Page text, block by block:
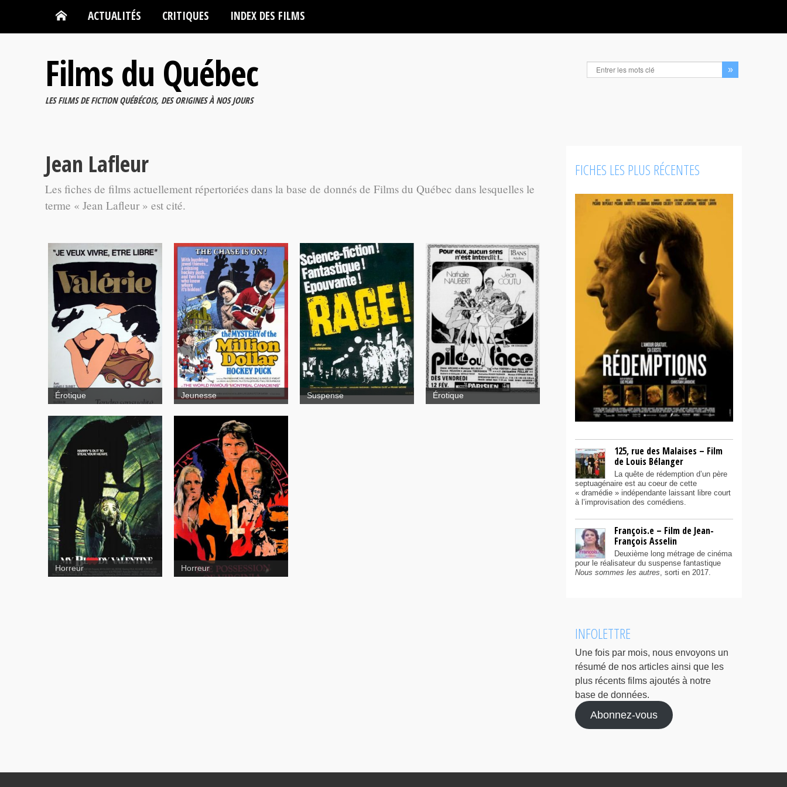
ACTUALITÉS CRITIQUES INDEX DES FILMS
Films du Québec
LES FILMS DE FICTION QUÉBÉCOIS, DES ORIGINES À NOS JOURS
Jean Lafleur
Les fiches de films actuellement répertoriées dans la base de donnés de Films du Québec dans lesquelles le
terme « Jean Lafleur » est cité.
Valérie
Érotique
The Mystery of the Million
Dollar Hockey Puck
Jeunesse
Rage
Suspense Érotique
My
Bloody Valentine
Horreur Horreur
FICHES LES PLUS RÉCENTES
125, rue des Malaises – Film
de Louis Bélanger
La quête de rédemption d’un père
septuagénaire est au coeur de cette
« dramédie » indépendante laissant libre court
à l’improvisation des comédiens.
François.e – Film de Jean-
François Asselin
Deuxième long métrage de cinéma
pour le réalisateur du suspense fantastique
Nous sommes les autres, sorti en 2017.
INFOLETTRE
Une fois par mois, nous envoyons un
résumé de nos articles ainsi que les
plus récents films ajoutés à notre
base de données.
Abonnez-vous